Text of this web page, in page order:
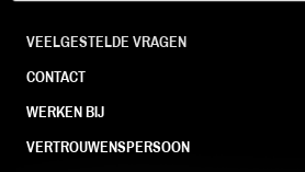
VEELGESTELDE VRAGEN
CONTACT
WERKEN BIJ
VERTROUWENSPERSOON